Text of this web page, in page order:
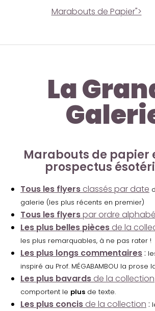
Marabouts de Papier">
La
Marabouts de papier
prospectus
Tous les flyers classés par date
galerie (les plus récents en premier)
Tous les flyerspar ordre
Les plus belles pièces de la
les plus remarquables, à ne pas rater !
Les plus longs commentaires :
inspiré au Prof. MÉGABAMBOU la prose
Les plus bavards de la collection
comportent le plus de texte.
Les plus concis de la collection :